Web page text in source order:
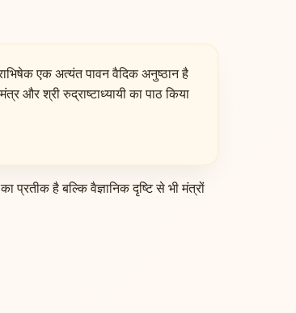
एक अत्यंत पावन वैदिक अनुष्ठान है
और श्री रुद्राष्टाध्यायी का पाठ किया
है बल्कि वैज्ञानिक दृष्टि से भी मंत्रों